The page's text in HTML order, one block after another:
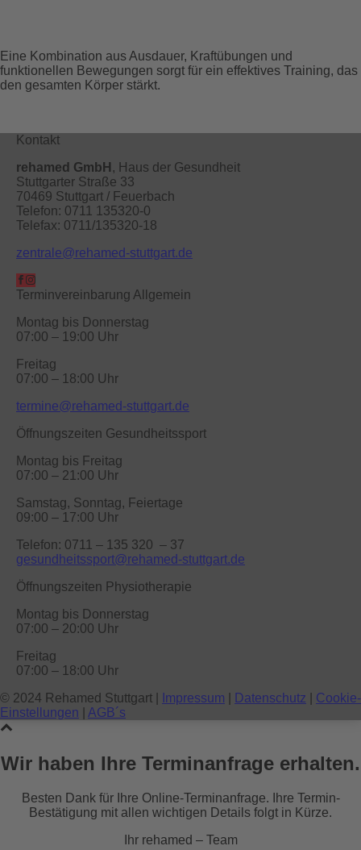
Eine Kombination aus Ausdauer, Kraftübungen und
funktionellen Bewegungen sorgt für ein effektives Training, das
den gesamten Körper stärkt.
Kontakt
rehamed GmbH , Haus der Gesundheit
Stuttgarter Straße 33
70469 Stuttgart / Feuerbach
Telefon: 0711 135320-0
Telefax: 0711/135320-18
zentrale@rehamed-stuttgart.de
Terminvereinbarung Allgemein
Montag bis Donnerstag
07:00 – 19:00 Uhr
Freitag
07:00 – 18:00 Uhr
termine@rehamed-stuttgart.de
Öffnungszeiten Gesundheitssport
Montag bis Freitag
07:00 – 21:00 Uhr
Samstag, Sonntag, Feiertage
09:00 – 17:00 Uhr
Telefon: 0711 – 135 320 – 37
gesundheitssport@rehamed-stuttgart.de
Öffnungszeiten Physiotherapie
Montag bis Donnerstag
07:00 – 20:00 Uhr
Freitag
07:00 – 18:00 Uhr
© 2024 Rehamed Stuttgart |
Impressum Datenschutz
Cookie-
Einstellungen
AGB´s
Wir haben Ihre Terminanfrage erhalten.
Besten Dank für Ihre Online-Terminanfrage. Ihre Termin-
Bestätigung mit allen wichtigen Details folgt in Kürze.
Ihr rehamed – Team